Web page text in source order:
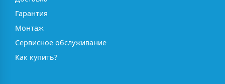
Гарантия
Монтаж
Сервисное обслуживание
Как купить?